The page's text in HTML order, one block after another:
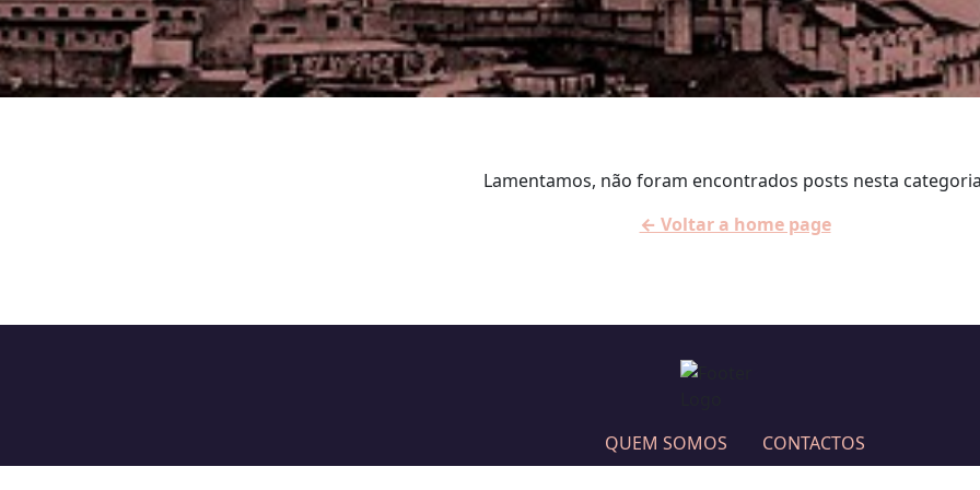
Lamentamos, não foram encontrados posts nesta
← Voltar a home page
QUEM SOMOS CONTACTOS